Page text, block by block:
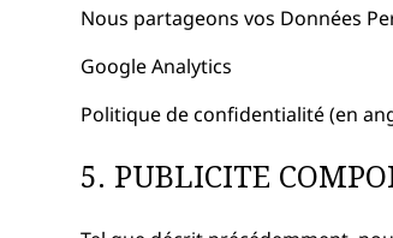
Nous partageons vos Données
Google Analytics
Politique de confidentialité (en
5. PUBLICITE